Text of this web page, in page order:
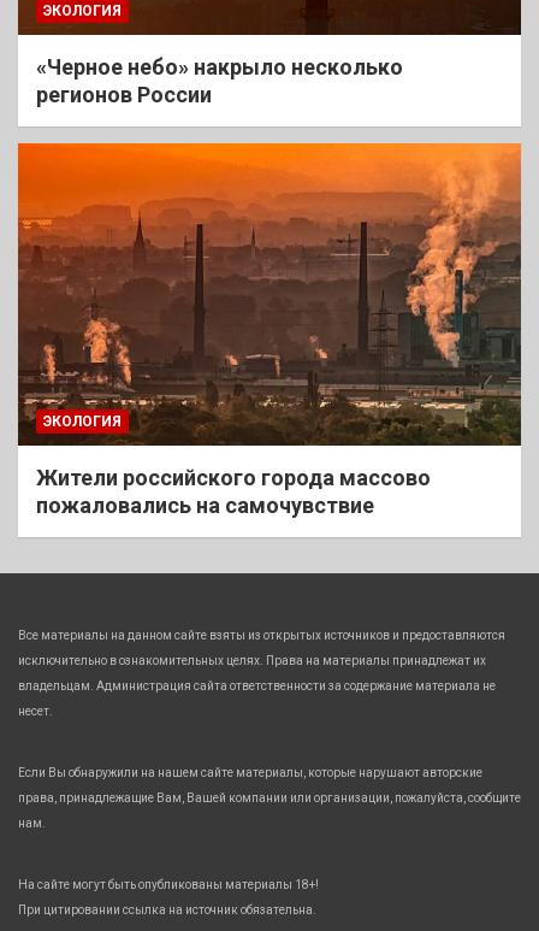
ЭКОЛОГИЯ
«Черное небо» накрыло несколько
регионов России
ЭКОЛОГИЯ
Жители российского города массово
пожаловались на самочувствие
Все материалы на данном сайте взяты из открытых источников и предоставляются
исключительно в ознакомительных целях. Права на материалы принадлежат их
владельцам. Администрация сайта ответственности за содержание материала не
несет.
Если Вы обнаружили на нашем сайте материалы, которые нарушают авторские
права, принадлежащие Вам, Вашей компании или организации, пожалуйста, сообщите
нам.
На сайте могут быть опубликованы материалы 18+!
При цитировании ссылка на источник обязательна.